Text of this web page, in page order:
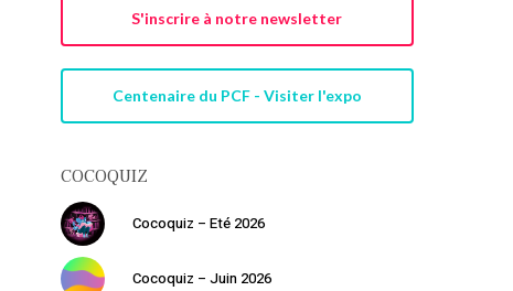
S'inscrire à notre newsletter
Centenaire du PCF - Visiter l'expo
COCOQUIZ
Cocoquiz – Eté 2026
Cocoquiz – Juin 2026